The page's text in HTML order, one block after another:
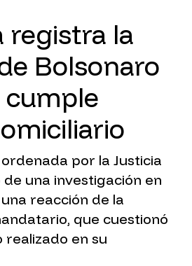
registra la
Bolsonaro
por la Justicia
una investigación en
reacción de la
que cuestionó
en su